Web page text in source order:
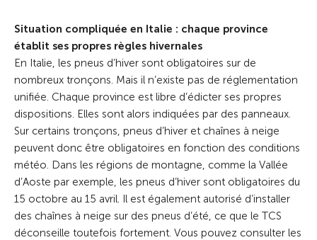
Situation compliquée en Italie : chaque province
établit ses propres règles hivernales
En Italie, les pneus d’hiver sont obligatoires sur de
nombreux tronçons. Mais il n’existe pas de réglementation
unifiée. Chaque province est libre d’édicter ses propres
dispositions. Elles sont alors indiquées par des panneaux.
Sur certains tronçons, pneus d’hiver et chaînes à neige
peuvent donc être obligatoires en fonction des conditions
météo. Dans les régions de montagne, comme la Vallée
d’Aoste par exemple, les pneus d’hiver sont obligatoires du
15 octobre au 15 avril. Il est également autorisé d’installer
des chaînes à neige sur des pneus d’été, ce que le TCS
déconseille toutefois fortement. Vous pouvez consulter les